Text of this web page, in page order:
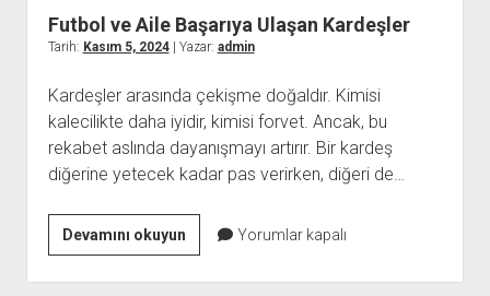
Estate
Channels
Telegram
Futbol ve Aile Başarıya Ulaşan Kardeşler
Tarih: Kasım 5, 2024| Yazar: admin
Kardeşler arasında çekişme doğaldır. Kimisi
kalecilikte daha iyidir, kimisi forvet. Ancak, bu
rekabet aslında dayanışmayı artırır. Bir kardeş
diğerine yetecek kadar pas verirken, diğeri de…
Devamını okuyunFutbol
ve
Aile
Yorumlar kapalı